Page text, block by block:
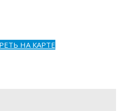
НА КАРТЕ